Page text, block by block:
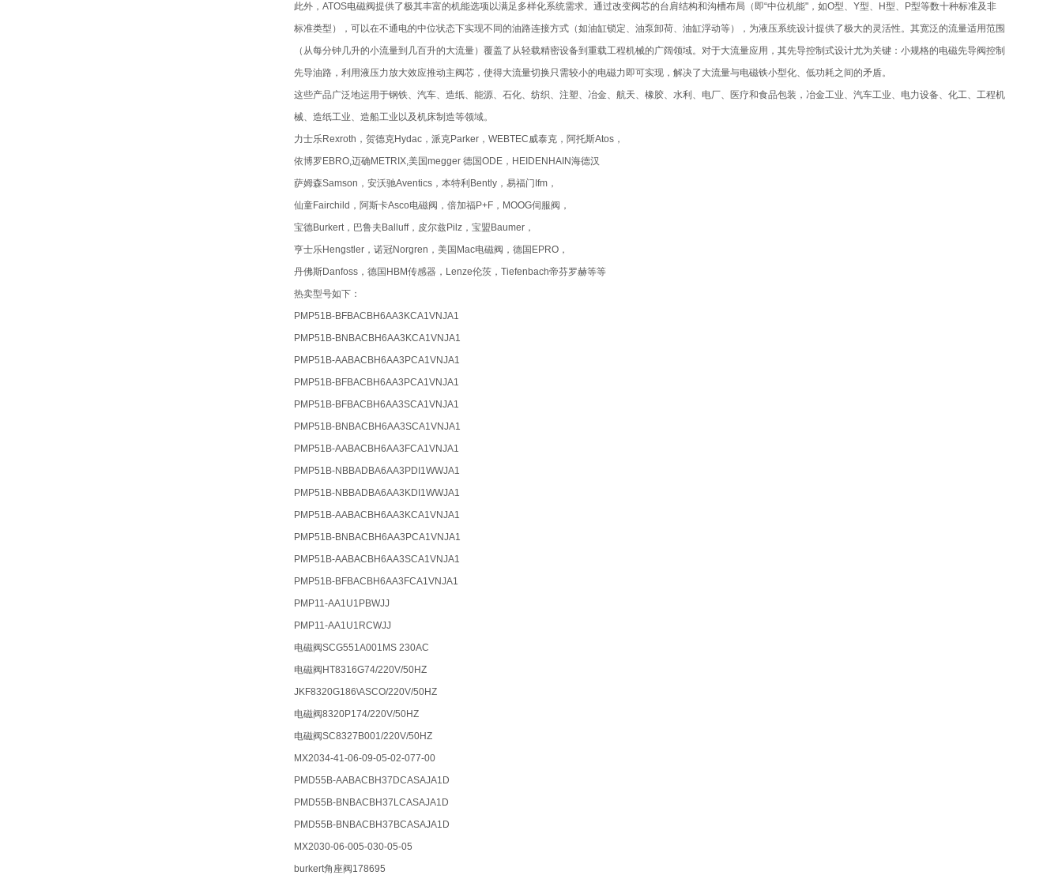
此外，ATOS电磁阀提供了极其丰富的机能选项以满足多样化系统需求。通过改变阀芯的台肩结构和沟槽布局（即“中位机能"，如O型、Y型、H型、P型等数十种标准及非
标准类型），可以在不通电的中位状态下实现不同的油路连接方式（如油缸锁定、油泵卸荷、油缸浮动等），为液压系统设计提供了极大的灵活性。其宽泛的流量适用范围
（从每分钟几升的小流量到几百升的大流量）覆盖了从轻载精密设备到重载工程机械的广阔领域。对于大流量应用，其先导控制式设计尤为关键：小规格的电磁先导阀控制
先导油路，利用液压力放大效应推动主阀芯，使得大流量切换只需较小的电磁力即可实现，解决了大流量与电磁铁小型化、低功耗之间的矛盾。
这些产品广泛地运用于钢铁、汽车、造纸、能源、石化、纺织、注塑、冶金、航天、橡胶、水利、电厂、医疗和食品包装，冶金工业、汽车工业、电力设备、化工、工程机
械、造纸工业、造船工业以及机床制造等领域。
力士乐Rexroth，贺德克Hydac，派克Parker，WEBTEC威泰克，阿托斯Atos，
依博罗EBRO,迈确METRIX,美国megger 德国ODE，HEIDENHAIN海德汉
萨姆森Samson，安沃驰Aventics，本特利Bently，易福门Ifm，
仙童Fairchild，阿斯卡Asco电磁阀，倍加福P+F，MOOG伺服阀，
宝德Burkert，巴鲁夫Balluff，皮尔兹Pilz，宝盟Baumer，
亨士乐Hengstler，诺冠Norgren，美国Mac电磁阀，德国EPRO，
丹佛斯Danfoss，德国HBM传感器，Lenze伦茨，Tiefenbach帝芬罗赫等等
热卖型号如下：
PMP51B-BFBACBH6AA3KCA1VNJA1
PMP51B-BNBACBH6AA3KCA1VNJA1
PMP51B-AABACBH6AA3PCA1VNJA1
PMP51B-BFBACBH6AA3PCA1VNJA1
PMP51B-BFBACBH6AA3SCA1VNJA1
PMP51B-BNBACBH6AA3SCA1VNJA1
PMP51B-AABACBH6AA3FCA1VNJA1
PMP51B-NBBADBA6AA3PDI1WWJA1
PMP51B-NBBADBA6AA3KDI1WWJA1
PMP51B-AABACBH6AA3KCA1VNJA1
PMP51B-BNBACBH6AA3PCA1VNJA1
PMP51B-AABACBH6AA3SCA1VNJA1
PMP51B-BFBACBH6AA3FCA1VNJA1
PMP11-AA1U1PBWJJ
PMP11-AA1U1RCWJJ
电磁阀SCG551A001MS 230AC
电磁阀HT8316G74/220V/50HZ
JKF8320G186\ASCO/220V/50HZ
电磁阀8320P174/220V/50HZ
电磁阀SC8327B001/220V/50HZ
MX2034-41-06-09-05-02-077-00
PMD55B-AABACBH37DCASAJA1D
PMD55B-BNBACBH37LCASAJA1D
PMD55B-BNBACBH37BCASAJA1D
MX2030-06-005-030-05-05
burkert角座阀178695